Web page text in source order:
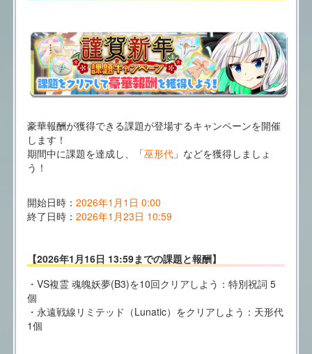
豪華報酬が獲得できる課題が登場するキャンペーンを開催
します！
期間中に課題を達成し、「巫形代」などを獲得しましょ
う！
開始日時： 2026年1月1日 0:00
終了日時： 2026年1月23日 10:59
【2026年1月16日 13:59までの課題と報酬】
・VS複霊 魂魄妖夢(B3)を10回クリアしよう：特別祝詞 5
個
・永遠戦線リミテッド（Lunatic）をクリアしよう：天形代
1個